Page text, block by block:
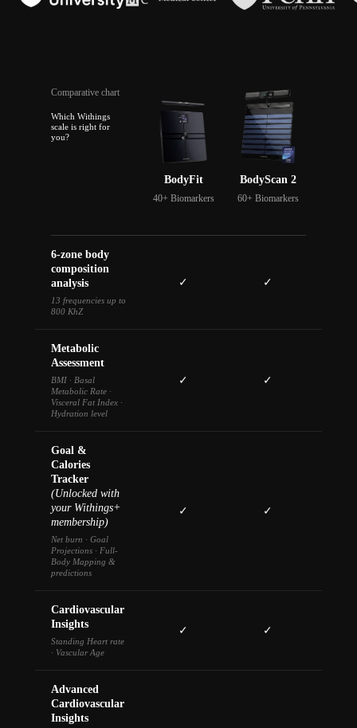
Comparative chart
Which Withings
scale is right for
you?
BodyFit
40+ Biomarkers
BodyScan 2
60+ Biomarkers
6-zone body
composition
analysis
13 frequencies up to
800 KhZ
✓ ✓
Metabolic
Assessment
BMI · Basal
Metabolic Rate ·
Visceral Fat Index ·
Hydration level
✓ ✓
Goal &
Calories
Tracker
(Unlocked with
your Withings+
membership)
Net burn · Goal
Projections · Full-
Body Mapping &
predictions
✓ ✓
Cardiovascular
Insights
Standing Heart rate
· Vascular Age
✓ ✓
Advanced
Cardiovascular
Insights